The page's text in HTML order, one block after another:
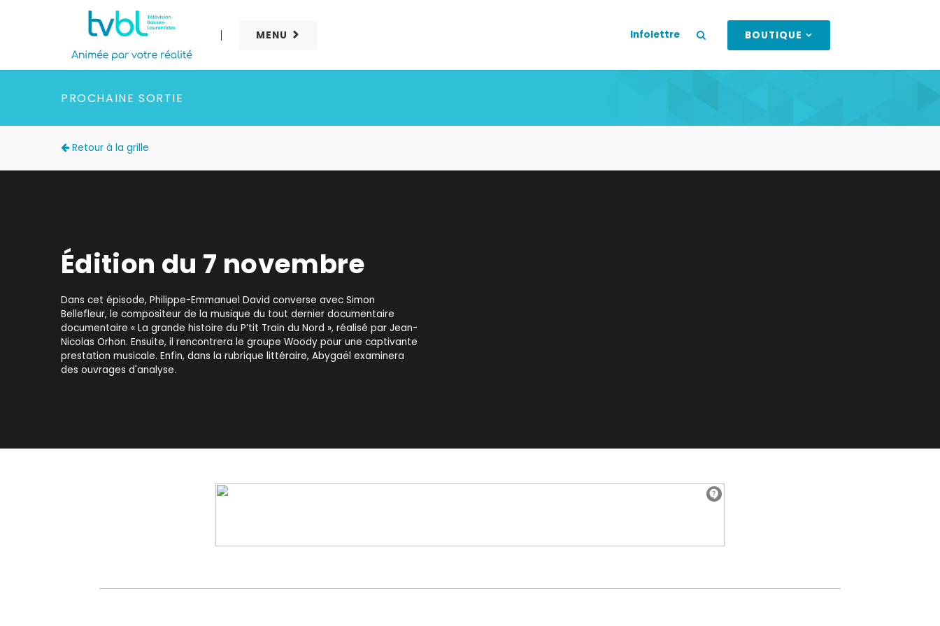
MENU Infolettre BOUTIQUE
PROCHAINE SORTIE
Retour à la grille
Édition du 7 novembre
Dans cet épisode, Philippe-Emmanuel David converse avec Simon
Bellefleur, le compositeur de la musique du tout dernier documentaire
documentaire « La grande histoire du P’tit Train du Nord », réalisé par Jean-
Nicolas Orhon. Ensuite, il rencontrera le groupe Woody pour une captivante
prestation musicale. Enfin, dans la rubrique littéraire, Abygaël examinera
des ouvrages d'analyse.